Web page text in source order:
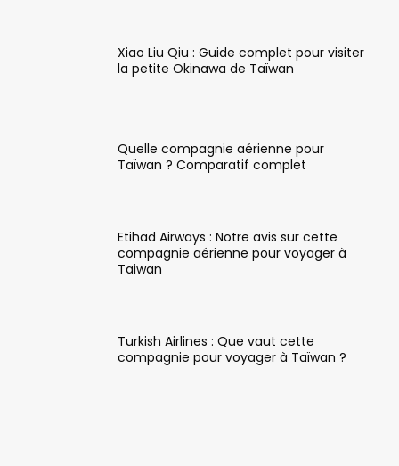
Xiao Liu Qiu : Guide complet pour visiter
la petite Okinawa de Taïwan
Quelle compagnie aérienne pour
Taïwan ? Comparatif complet
Etihad Airways : Notre avis sur cette
compagnie aérienne pour voyager à
Taiwan
Turkish Airlines : Que vaut cette
compagnie pour voyager à Taïwan ?